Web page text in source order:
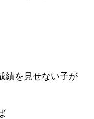
績を見せない子が